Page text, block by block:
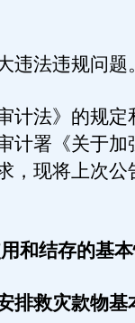
法违规问题
法》的规定
计署《关于加
，现将上次公
和结存的基本
救灾款物基